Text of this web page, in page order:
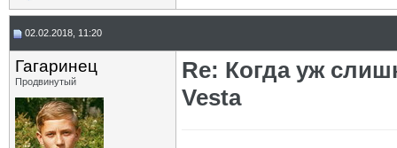
02.02.2018, 11:20
Гагаринец
Продвинутый
Re: Когда уж
Vesta